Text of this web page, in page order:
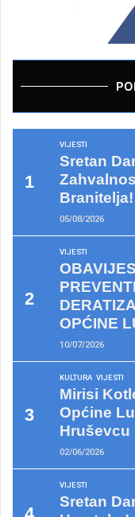
VIJESTI
Sretan
Branitelja!
05/08/2026
VIJESTI
OPĆINE
10/07/2026
KULTURA VIJESTI
Mirisi
Općine
Hruševcu
02/06/2026
VIJESTI
Sretan